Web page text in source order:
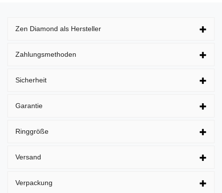
Zen Diamond als Hersteller
Zahlungsmethoden
Sicherheit
Garantie
Ringgröße
Versand
Verpackung